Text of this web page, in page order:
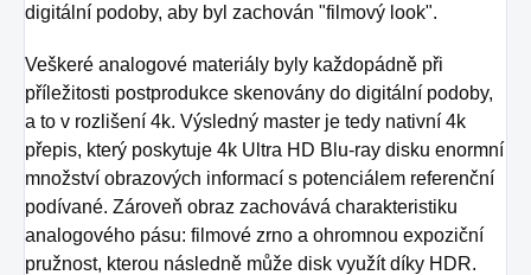
digitální podoby, aby byl zachován "filmový look".
Veškeré analogové materiály byly každopádně při
příležitosti postprodukce skenovány do digitální podoby,
a to v rozlišení 4k. Výsledný master je tedy nativní 4k
přepis, který poskytuje 4k Ultra HD Blu-ray disku enormní
množství obrazových informací s potenciálem referenční
podívané. Zároveň obraz zachovává charakteristiku
analogového pásu: filmové zrno a ohromnou expoziční
pružnost, kterou následně může disk využít díky HDR.